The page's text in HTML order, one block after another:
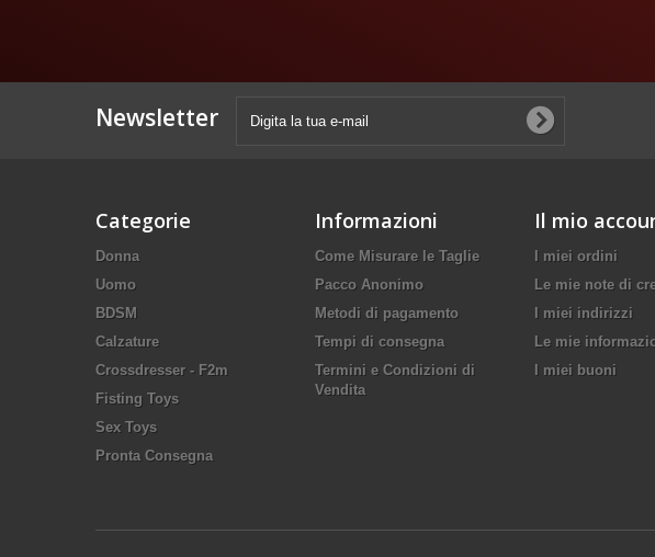
Newsletter
Categorie
Donna
Uomo
BDSM
Calzature
Crossdresser - F2m
Fisting Toys
Sex Toys
Pronta Consegna
Informazioni
Come Misurare le Taglie
Pacco Anonimo
Metodi di pagamento
Tempi di consegna
Termini e Condizioni di
Vendita
Il mio
I miei ordini
Le mie note di
I miei indirizzi
Le mie
I miei buoni